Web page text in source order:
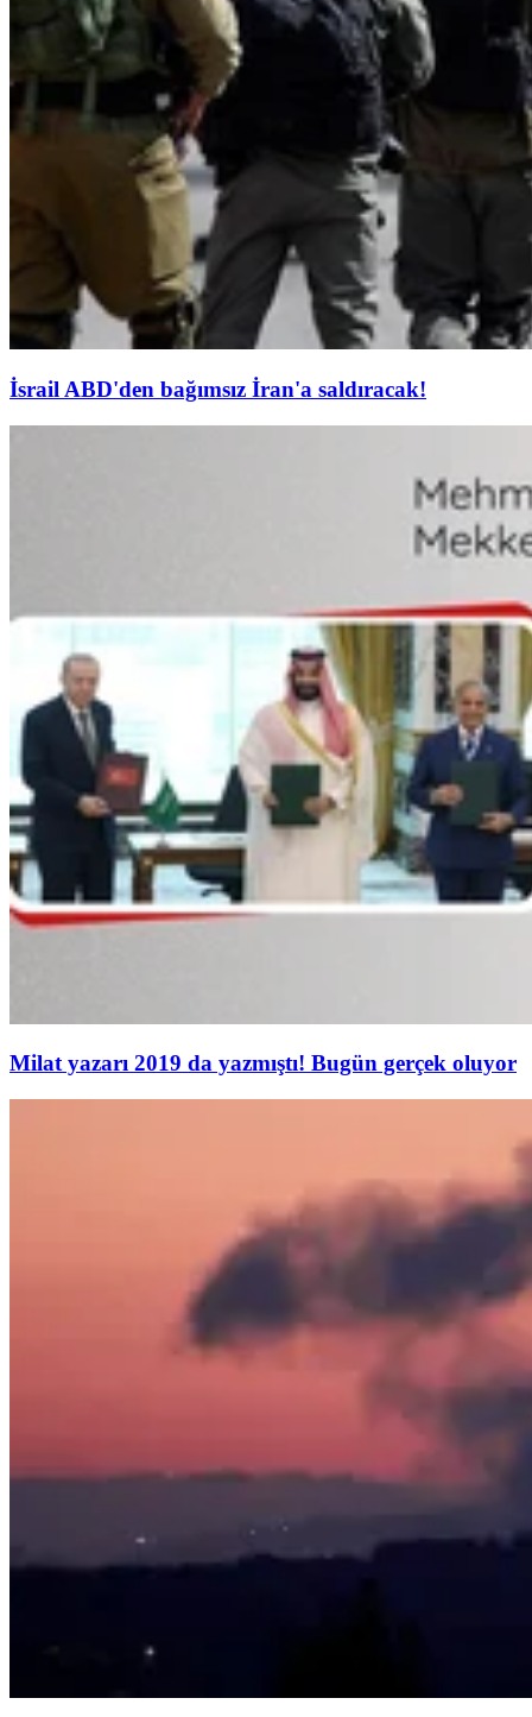
İsrail ABD'den bağımsız İran'a saldıracak!
Milat yazarı 2019 da yazmıştı! Bugün gerçek oluyor